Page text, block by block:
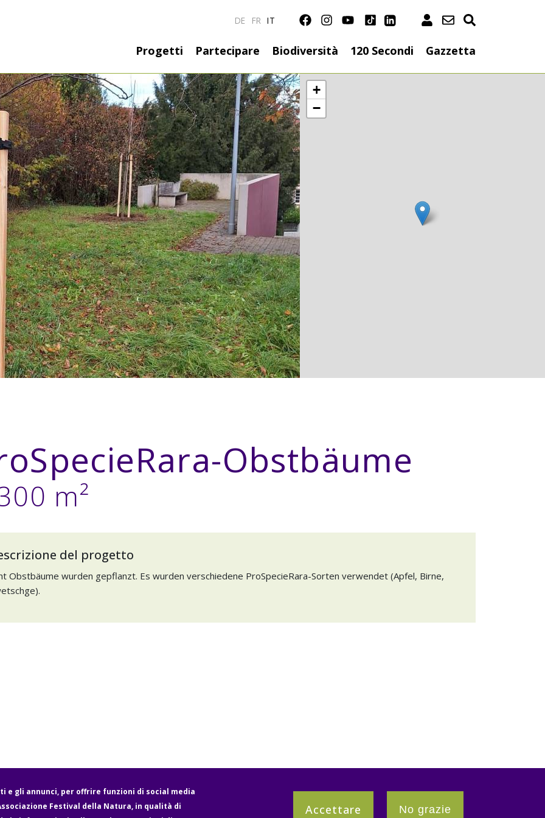
DE FR IT
Hauptnavigation
Progetti Partecipare Biodiversità 120 Secondi Gazzetta
+
−
Obstbäume
m²
del progetto
Obstbäume wurden gepflanzt. Es wurden verschiedene ProSpecieRara-Sorten verwendet (Apfel, Birne,
e gli annunci, per offrire funzioni di social media
Festival della Natura, in qualità di
Accettare No grazie